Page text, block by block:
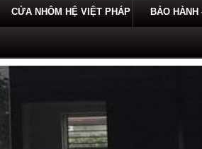
CỬA NHÔM HỆ VIỆT PHÁP BẢO